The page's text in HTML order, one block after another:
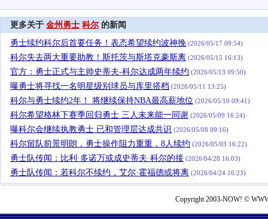
更多关于 金州勇士 科尔的新闻
勇士续约科尔后首要任务！表态希望续约波神挽 (2026/05/17 09:54)
科尔失去两大重要助教！斯托茨与斯塔克豪斯离 (2026/05/15 16:13)
官方：勇士正式与主帅史蒂夫-科尔达成两年续约 (2026/05/13 09:50)
曝勇士将寻找一名明星级别球员与库里搭档 (2026/05/11 13:25)
科尔与勇士续约2年！ 将继续保持NBA最高薪地位 (2026/05/10 09:41)
科尔希望格林下赛季回归勇士 三人未来能一同谢 (2026/05/09 16:24)
曝科尔会继续执教勇士 已和管理层达成共识 (2026/05/08 09:16)
科尔留队前景明朗，勇士操作阻力重重，8人续约 (2026/05/03 16:22)
勇士队传闻：比利·多诺万或成史蒂夫·科尔的接 (2026/04/28 16:03)
勇士队传闻：若科尔不续约，艾尔·霍福德或将离 (2026/04/24 16:23)
Copyright 2003-NOW! ©